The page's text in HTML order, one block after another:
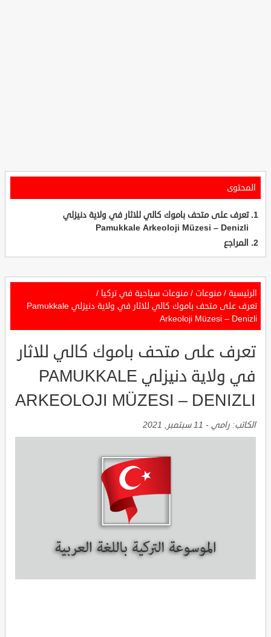
المحتوى
تعرف على متحف باموك كالي للاثار في ولاية دنيزلي
Pamukkale Arkeoloji Müzesi – Denizli
المراجع
الرئيسية / منوعات / منوعات سياحية في تركيا /
تعرف على متحف باموك كالي للاثار في ولاية دنيزلي Pamukkale
Arkeoloji Müzesi – Denizli
تعرف على متحف باموك كالي للاثار
في ولاية دنيزلي PAMUKKALE
ARKEOLOJI MÜZESI – DENIZLI
الكاتب: رامي - 11 سبتمبر, 2021